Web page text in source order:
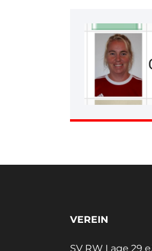
VEREIN
SV RW Lage 29